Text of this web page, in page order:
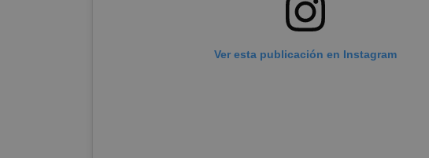
Ver esta publicación en Instagram